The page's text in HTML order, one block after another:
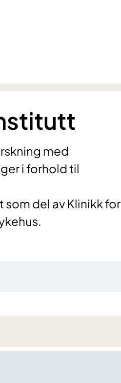
med
i forhold til
del av Klinikk for